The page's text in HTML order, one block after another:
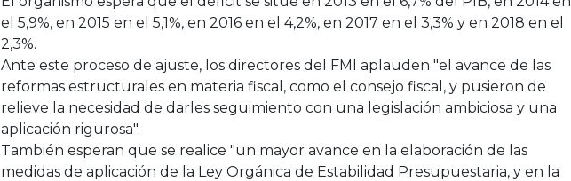
el 5,9%, en 2015 en el 5,1%, en 2016 en el 4,2%, en 2017 en el 3,3% y en 2018 en el
2,3%.
Ante este proceso de ajuste, los directores del FMI aplauden "el avance de las
reformas estructurales en materia fiscal, como el consejo fiscal, y pusieron de
relieve la necesidad de darles seguimiento con una legislación ambiciosa y una
aplicación rigurosa".
También esperan que se realice "un mayor avance en la elaboración de las
medidas de aplicación de la Ley Orgánica de Estabilidad Presupuestaria, y en la